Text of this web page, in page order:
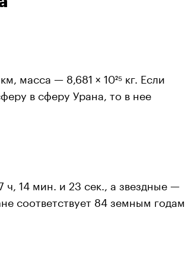
масса — 8,681 × 10²⁵ кг. Если
в сферу Урана, то в нее
ч, 14 мин. и 23 сек., а звездные —
соответствует 84 земным годам.